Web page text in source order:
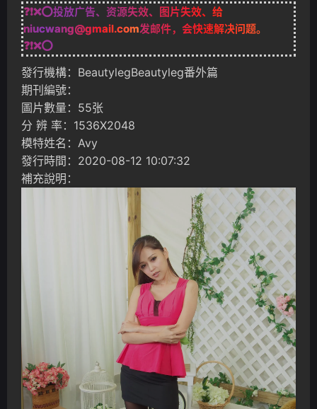
❓❗❌⭕投放广告、资源失效、图片失效、给
niucwang@gmail.com发邮件，会快速解决问题。
❓❗❌⭕
發行機構：BeautylegBeautyleg番外篇
期刊編號：
圖片數量：55张
分 辨 率：1536X2048
模特姓名：Avy
發行時間：2020-08-12 10:07:32
補充說明：